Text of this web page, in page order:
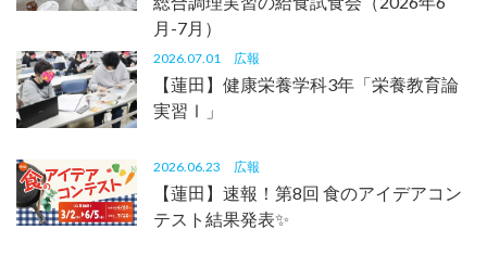
月-7月）
2026.07.01 広報
【蓮田】健康栄養学科3年「栄養教育論
実習Ⅰ」
2026.06.23 広報
【蓮田】速報！第8回 食のアイデアコン
テスト結果発表✨